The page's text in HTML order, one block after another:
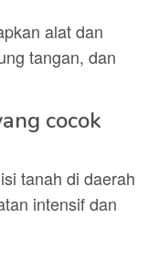
alat dan
tangan, dan
cocok
tanah di daerah
intensif dan